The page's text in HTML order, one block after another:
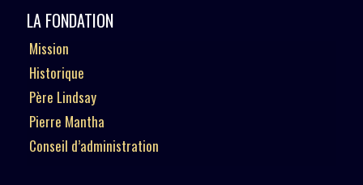
LA FONDATION
Mission
Historique
Père Lindsay
Pierre Mantha
Conseil d’administration